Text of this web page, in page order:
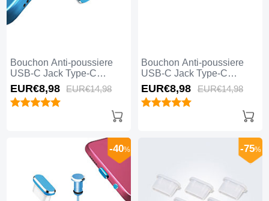
Bouchon Anti-poussiere
USB-C Jack Type-C
Universel H14 pour Apple
iPhone 15 Pro Max Bleu
EUR€8,98 EUR€14,98
Bouchon Anti-poussiere
USB-C Jack Type-C
Universel H13 pour Apple
iPhone 15 Pro Max Violet
EUR€8,98 EUR€14,98
-40% -75%